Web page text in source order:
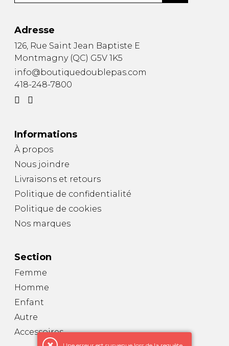
Adresse
126, Rue Saint Jean Baptiste E
Montmagny (QC) G5V 1K5
info@boutiquedoublepas.com
418-248-7800
Informations
À propos
Nous joindre
Livraisons et retours
Politique de confidentialité
Politique de cookies
Nos marques
Section
Femme
Homme
Enfant
Autre
Accessoires